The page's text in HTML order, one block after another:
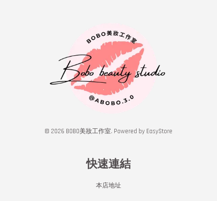
© 2026 BOBO美妝工作室. Powered by EasyStore
快速連結
本店地址